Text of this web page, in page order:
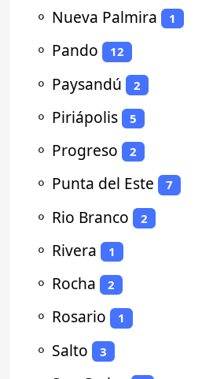
⚬ Nueva Palmira 1
⚬ Pando 12
⚬ Paysandú 2
⚬ Piriápolis 5
⚬ Progreso 2
⚬ Punta del Este 7
⚬ Rio Branco 2
⚬ Rivera 1
⚬ Rocha 2
⚬ Rosario 1
⚬ Salto 3